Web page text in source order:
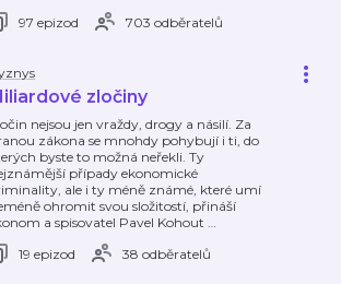
97 epizod
703 odběratelů
zločiny
nejsou jen vraždy, drogy a násilí. Za
zákona se mnohdy pohybují i ti, do
byste to možná neřekli. Ty
případy ekonomické
ale i ty méně známé, které umí
ohromit svou složitostí, přináší
a spisovatel Pavel Kohout …
19 epizod
38 odběratelů